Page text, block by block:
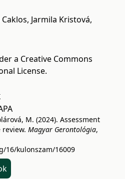
Jarmila Kristová,
a Creative Commons
License.
M. (2024). Assessment
Magyar Gerontológia,
16/kulonszam/16009